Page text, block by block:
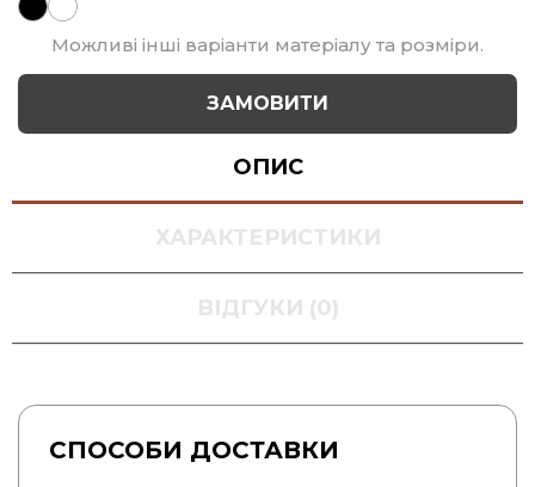
Можливі інші варіанти матеріалу та розміри.
ЗАМОВИТИ
ОПИС
ХАРАКТЕРИСТИКИ
ВІДГУКИ (0)
СПОСОБИ ДОСТАВКИ